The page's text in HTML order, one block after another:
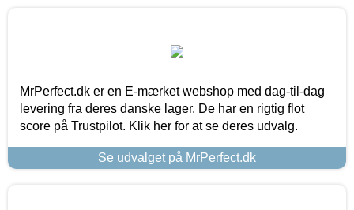
MrPerfect.dk er en E-mærket webshop med dag-til-dag
levering fra deres danske lager. De har en rigtig flot
score på Trustpilot. Klik her for at se deres udvalg.
Se udvalget på MrPerfect.dk